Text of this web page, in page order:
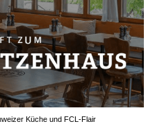
Küche und FCL-Flair